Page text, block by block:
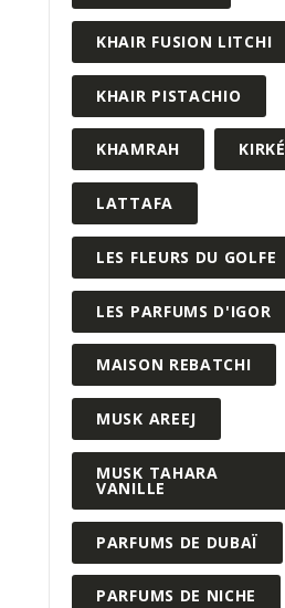
KHAIR FUSION LITCHI
KHAIR PISTACHIO
KHAMRAH KIRKÉ
LATTAFA
LES FLEURS DU GOLFE
LES PARFUMS D'IGOR
MAISON REBATCHI
MUSK AREEJ
MUSK TAHARA
VANILLE
PARFUMS DE DUBAÏ
PARFUMS DE NICHE